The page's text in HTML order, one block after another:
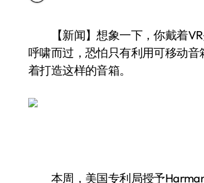
【新闻】想象一下，你戴着VR头盔，看着一辆赛车从面前驶过，汽车的轰鸣由左至右，一路
呼啸而过，恐怕只有利用可移动
着打造这样的音箱。
本周，美国专利局授予Harman